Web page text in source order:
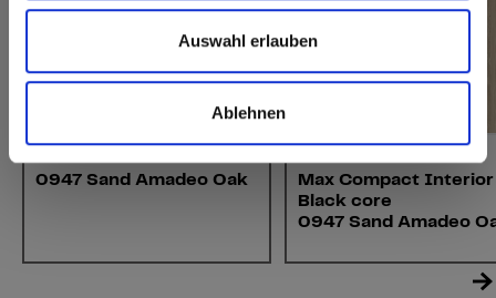
Auswahl erlauben
Ablehnen
0947 Sand Amadeo Oak
Max Compact Interior
Black core
0947 Sand Amadeo